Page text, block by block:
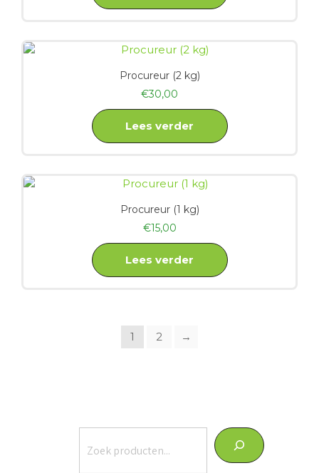
Procureur (2 kg)
€30,00
Lees verder
Procureur (1 kg)
€15,00
Lees verder
1 2 →